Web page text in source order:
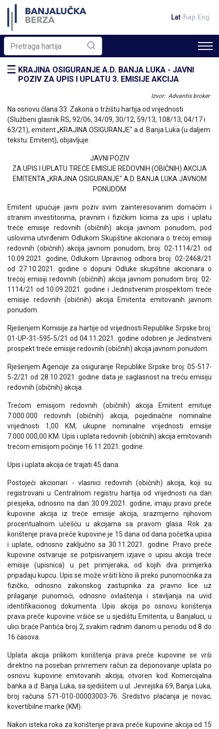
Lat Ћир Eng
KRAJINA OSIGURANJE A.D. BANJA LUKA - JAVNI
POZIV ZA UPIS I UPLATU 3. EMISIJE AKCIJA
Izvor: Advantis broker
Na osnovu člana 33. Zakona o tržištu hartija od vrijednosti
(Službeni glasnik RS, 92/06, 34/09, 30/12, 59/13, 108/13, 04/17 i
63/21), emitent „KRAJINA OSIGURANJE" a.d. Banja Luka (u daljem
tekstu: Emitent), objavljuje:
JAVNI POZIV
ZA UPIS I UPLATU TREĆE EMISIJE REDOVNIH (OBIČNIH) AKCIJA
EMITENTA „KRAJINA OSIGURANJE" A.D. BANJA LUKA JAVNOM
PONUDOM
Emitent upućuje javni poziv svim zainteresovanim domaćim i
stranim investitorima, pravnim i fizičkim licima za upis i uplatu
treće emisije redovnih (običnih) akcija javnom ponudom, pod
uslovima utvrđenim Odlukom Skupštine akcionara o trećoj emisiji
redovnih (običnih) akcija javnom ponudom, broj: 02-1114/21 od
10.09.2021. godine, Odlukom Upravnog odbora broj: 02-2468/21
od 27.10.2021. godine o dopuni Odluke skupštine akcionara o
trećoj emisiji redovnih (običnih) akcija javnom ponudom broj: 02-
1114/21 od 10.09.2021. godine i Jedinstvenim prospektom treće
emisije redovnih (običnih) akcija Emitenta emitovanih javnom
ponudom.
Rješenjem Komisije za hartije od vrijednosti Republike Srpske broj:
01-UP-31-595-5/21 od 04.11.2021. godine odobren je Jedinstveni
prospekt treće emisije redovnih (običnih) akcija javnom ponudom.
Rješenjem Agencije za osiguranje Republike Srpske broj: 05-517-
5-2/21 od 28.10.2021. godine data je saglasnost na treću emisiju
redovnih (običnih) akcija.
Trećom emisijom redovnih (običnih) akcija Emitent emituje
7.000.000 redovnih (običnih) akcija, pojedinačne nominalne
vrijednosti 1,00 КM, ukupne nominalne vrijednosti emisije
7.000.000,00 КM. Upis i uplata redovnih (običnih) akcija emitovanih
trećom emisijom počinje 16.11.2021. godine.
Upis i uplata akcija će trajati 45 dana.
Postojeći akcionari - vlasnici redovnih (običnih) akcija, koji su
registrovani u Centralnom registru hartija od vrijednosti na dan
presjeka, odnosno na dan 30.09.2021. godine, imaju pravo preče
kupovine akcija iz treće emisije akcija, srazmjerno njihovom
procentualnom učešću u akcijama sa pravom glasa. Rok za
korištenje prava preče kupovine je 15 dana od dana početka upisa
i uplate, odnosno zaključno sa 30.11.2021. godine. Pravo preče
kupovine ostvaruje se potpisivanjem izjave o upisu akcija treće
emisije (upisnica) u pet primjeraka, od kojih dva primjerka
pripadaju kupcu. Upis se može vršiti lično ili preko punomoćnika za
fizičko, odnosno zakonskog zastupnika za pravno lice uz
prilaganje punomoći, odnosno ovlaštenja i stavljanja na uvid
identifikacionog dokumenta. Upis akcija po osnovu korištenja
prava preče kupovine vršiće se u sjedištu Emitenta, u Banjaluci, u
ulici braće Pantića broj 2, svakim radnim danom u periodu od 8 do
16 časova.
Uplata akcija prilikom korištenja prava preče kupovine se vrši
direktno na poseban privremeni račun za deponovanje uplata po
osnovu kupovine emitovanih akcija, otvoren kod Komercijalna
banka a.d. Banja Luka, sa sjedištem u ul. Jevrejska 69, Banja Luka,
broj računa 571-010-00003003-76. Sredstvo plaćanja je novac,
kovertibilne marke (KM).
Nakon isteka roka za korištenje prava preče kupovine akcija od 15